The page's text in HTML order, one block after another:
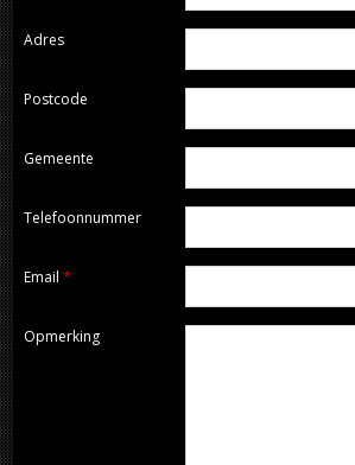
Adres
Postcode
Gemeente
Telefoonnummer
Email *
Opmerking